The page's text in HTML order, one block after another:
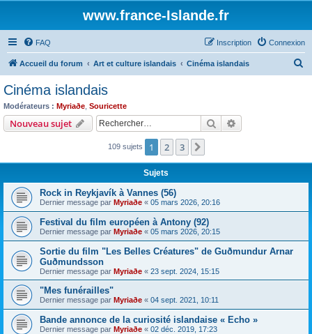
www.france-Islande.fr
FAQ Connexion
Inscription
Accueil du forum Art et culture islandais Cinéma islandais
c
r
Cinéma islandais
Modérateurs : Myriaðe Souricette
Nouveau sujet Rechercher
109 sujets 1 2 3
Sujets
Rock in Reykjavík à Vannes (56)
Dernier message par Myriaðe « 05 mars 2026, 20:16
Festival du film européen à Antony (92)
Dernier message par Myriaðe « 05 mars 2026, 20:15
Sortie du film "Les Belles Créatures" de Guðmundur Arnar
Guðmundsson
Dernier message par Myriaðe « 23 sept. 2024, 15:15
"Mes funérailles"
Dernier message par Myriaðe « 04 sept. 2021, 10:11
Bande annonce de la curiosité islandaise « Echo »
Dernier message par Myriaðe « 02 déc. 2019, 17:23